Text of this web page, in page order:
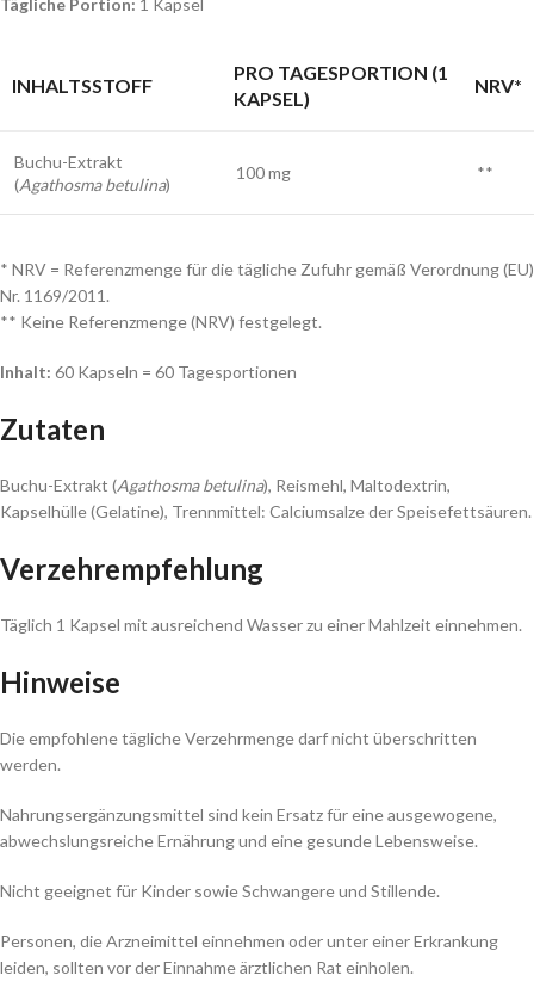
Tägliche Portion: 1 Kapsel
INHALTSSTOFF
PRO TAGESPORTION (1
KAPSEL)
NRV*
Buchu-Extrakt
(Agathosma betulina)
100 mg **
* NRV = Referenzmenge für die tägliche Zufuhr gemäß Verordnung (EU)
Nr. 1169/2011.
** Keine Referenzmenge (NRV) festgelegt.
Inhalt: 60 Kapseln = 60 Tagesportionen
Zutaten
Buchu-Extrakt (Agathosma betulina), Reismehl, Maltodextrin,
Kapselhülle (Gelatine), Trennmittel: Calciumsalze der Speisefettsäuren.
Verzehrempfehlung
Täglich 1 Kapsel mit ausreichend Wasser zu einer Mahlzeit einnehmen.
Hinweise
Die empfohlene tägliche Verzehrmenge darf nicht überschritten
werden.
Nahrungsergänzungsmittel sind kein Ersatz für eine ausgewogene,
abwechslungsreiche Ernährung und eine gesunde Lebensweise.
Nicht geeignet für Kinder sowie Schwangere und Stillende.
Personen, die Arzneimittel einnehmen oder unter einer Erkrankung
leiden, sollten vor der Einnahme ärztlichen Rat einholen.